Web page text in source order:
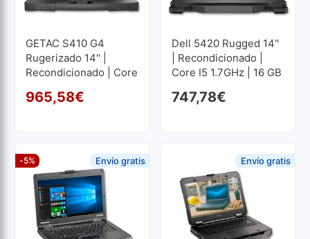
GETAC S410 G4
Rugerizado 14'' |
Recondicionado | Core
| 1024 GB SSD M2
O preço original era:
965,58€
O preço atual é: 965,58€.
Dell 5420 Rugged 14''
| Recondicionado |
Core I5 1.7GHz | 16 GB
1920x1080
747,78€
-5% Envío gratis Envío gratis